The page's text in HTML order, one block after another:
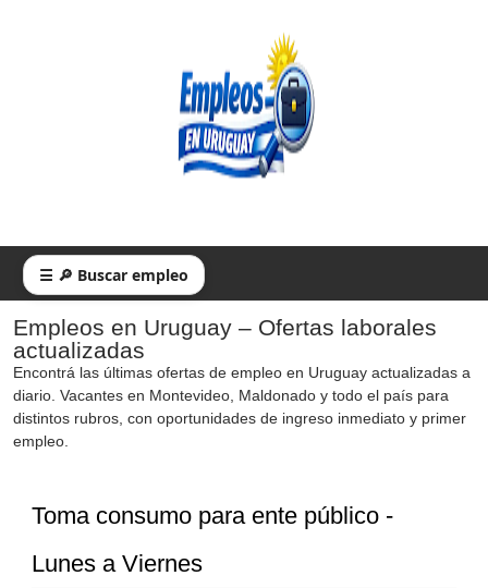
☰ 🔎 Buscar empleo
Empleos en Uruguay – Ofertas laborales
actualizadas
Encontrá las últimas ofertas de empleo en Uruguay actualizadas a
diario. Vacantes en Montevideo, Maldonado y todo el país para
distintos rubros, con oportunidades de ingreso inmediato y primer
empleo.
Toma consumo para ente público -
Lunes a Viernes